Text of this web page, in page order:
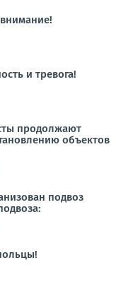
и тревога!
продолжают
объектов
подвоз